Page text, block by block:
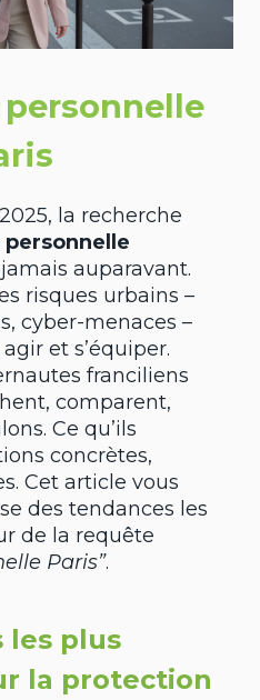
la recherche
auparavant.
risques urbains –
cyber-menaces –
et s’équiper.
franciliens
comparent,
Ce qu’ils
concrètes,
Cet article vous
des tendances les
de la requête
Paris”.
les plus
la protection